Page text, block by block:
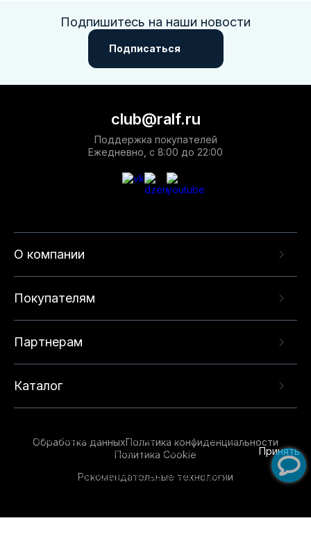
Подпишитесь на наши новости
Подписаться
О компании
Покупателям
Партнерам
Каталог
club@ralf.ru
Поддержка покупателей
Ежедневно, с 8:00 до 22:00
Обработка данныхПолитика конфиденциальности
Политика Cookie
Рекомендательные технологии
опыта на нашем сайте. Продолжая использовать
данный сайт, вы соглашаетесь с использованием
технологий. Для получения дополнительной
Принять